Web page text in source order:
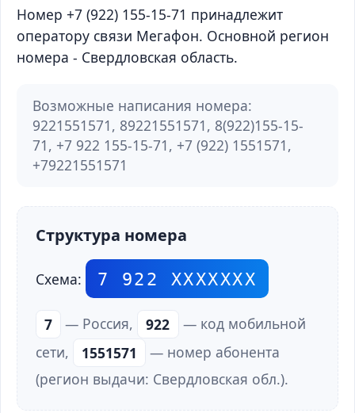
Номер +7 (922) 155-15-71 принадлежит
оператору связи Мегафон. Основной регион
номера - Свердловская область.
Возможные написания номера:
9221551571, 89221551571, 8(922)155-15-
71, +7 922 155-15-71, +7 (922) 1551571,
+79221551571
Структура номера
Схема: 7 922 ХХХХХХХ
7 — Россия, 922
— код мобильной
сети,
1551571
— номер абонента
(регион выдачи: Свердловская обл.).